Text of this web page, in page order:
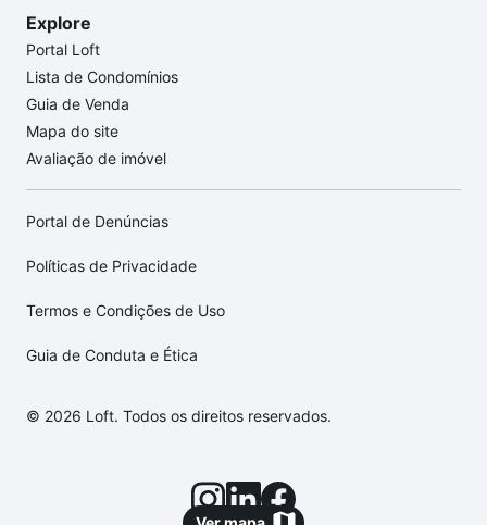
Explore
Portal Loft
Lista de Condomínios
Guia de Venda
Mapa do site
Avaliação de imóvel
Portal de Denúncias
Políticas de Privacidade
Termos e Condições de Uso
Guia de Conduta e Ética
© 2026 Loft. Todos os direitos reservados.